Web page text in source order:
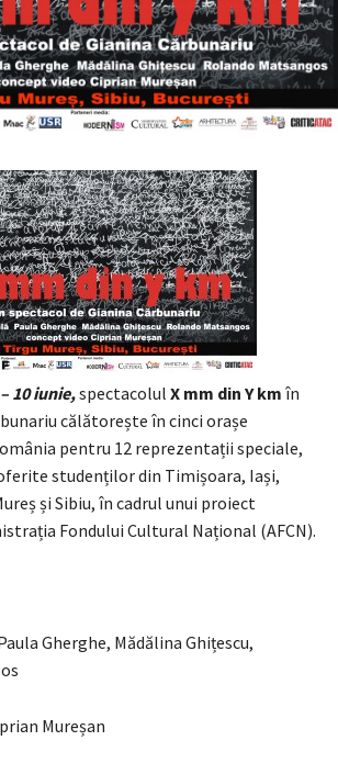
10 iunie,spectacolul X mm din Y km în
călătorește în cinci orașe
pentru 12 reprezentații speciale,
studenților din Timișoara, Iași,
și Sibiu, în cadrul unui proiect
Fondului Cultural Național (AFCN).
Gherghe, Mădălina Ghițescu,
Mureșan